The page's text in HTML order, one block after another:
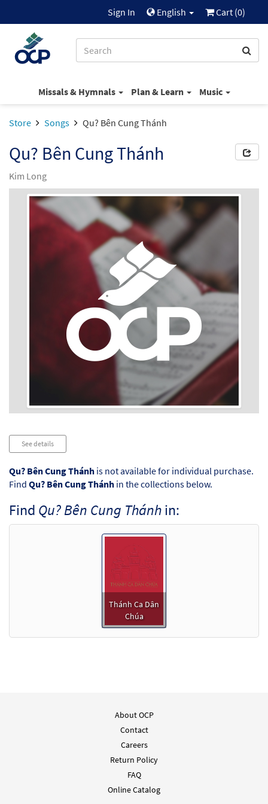
Sign In English Cart (0)
Missals & Hymnals Plan & Learn Music
Store Songs Qu? Bên Cung Thánh
Qu? Bên Cung Thánh
Kim Long
See details
Qu? Bên Cung Thánh is not available for individual purchase.
Find Qu? Bên Cung Thánh in the collections below.
Find Qu? Bên Cung Thánhin:
Thánh Ca Dân
Chúa
About OCP
Contact
Careers
Return Policy
FAQ
Online Catalog